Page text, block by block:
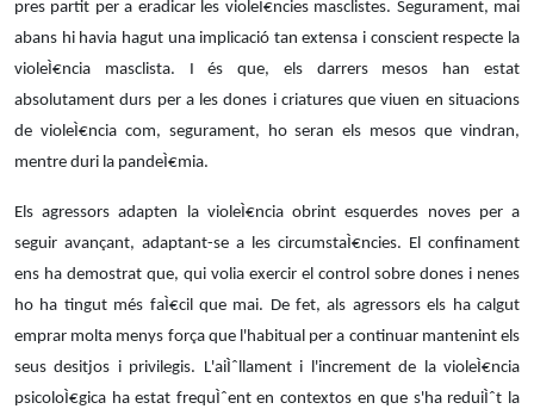
pres partit per a eradicar les violeÌ€ncies masclistes. Segurament, mai
abans hi havia hagut una implicació tan extensa i conscient respecte la
violeÌ€ncia masclista. I és que, els darrers mesos han estat
absolutament durs per a les dones i criatures que viuen en situacions
de violeÌ€ncia com, segurament, ho seran els mesos que vindran,
mentre duri la pandeÌ€mia.
Els agressors adapten la violeÌ€ncia obrint esquerdes noves per a
seguir avançant, adaptant-se a les circumstaÌ€ncies. El confinament
ens ha demostrat que, qui volia exercir el control sobre dones i nenes
ho ha tingut més faÌ€cil que mai. De fet, als agressors els ha calgut
emprar molta menys força que l'habitual per a continuar mantenint els
seus desitjos i privilegis. L'aiÌˆllament i l'increment de la violeÌ€ncia
psicoloÌ€gica ha estat frequÌˆent en contextos en que s'ha reduiÌˆt la